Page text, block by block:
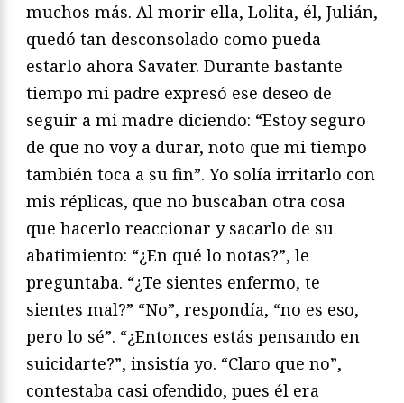
muchos más. Al morir ella, Lolita, él, Julián,
quedó tan desconsolado como pueda
estarlo ahora Savater. Durante bastante
tiempo mi padre expresó ese deseo de
seguir a mi madre diciendo: “Estoy seguro
de que no voy a durar, noto que mi tiempo
también toca a su fin”. Yo solía irritarlo con
mis réplicas, que no buscaban otra cosa
que hacerlo reaccionar y sacarlo de su
abatimiento: “¿En qué lo notas?”, le
preguntaba. “¿Te sientes enfermo, te
sientes mal?” “No”, respondía, “no es eso,
pero lo sé”. “¿Entonces estás pensando en
suicidarte?”, insistía yo. “Claro que no”,
contestaba casi ofendido, pues él era